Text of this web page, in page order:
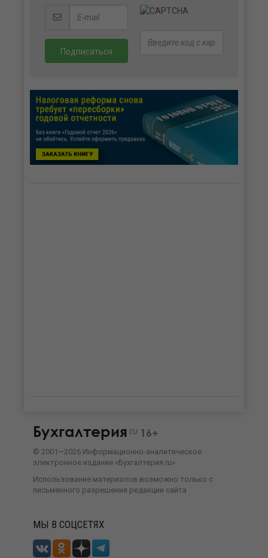
Бухгалтерия ru 16+
© 2001—2026 Информационно-аналитическое
электронное издание «Бухгалтерия.ru»
Использование материалов возможно только с
письменного разрешения редакции сайта
МЫ В СОЦСЕТЯХ